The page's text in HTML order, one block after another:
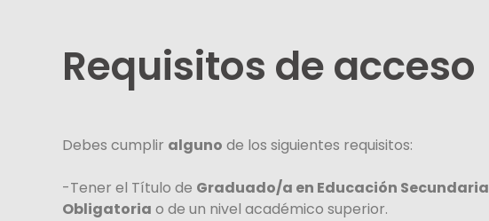
Requisitos de acceso
Debes cumplir alguno de los siguientes requisitos:
-Tener el Título de Graduado/a en Educación Secundaria
Obligatoria o de un nivel académico superior.